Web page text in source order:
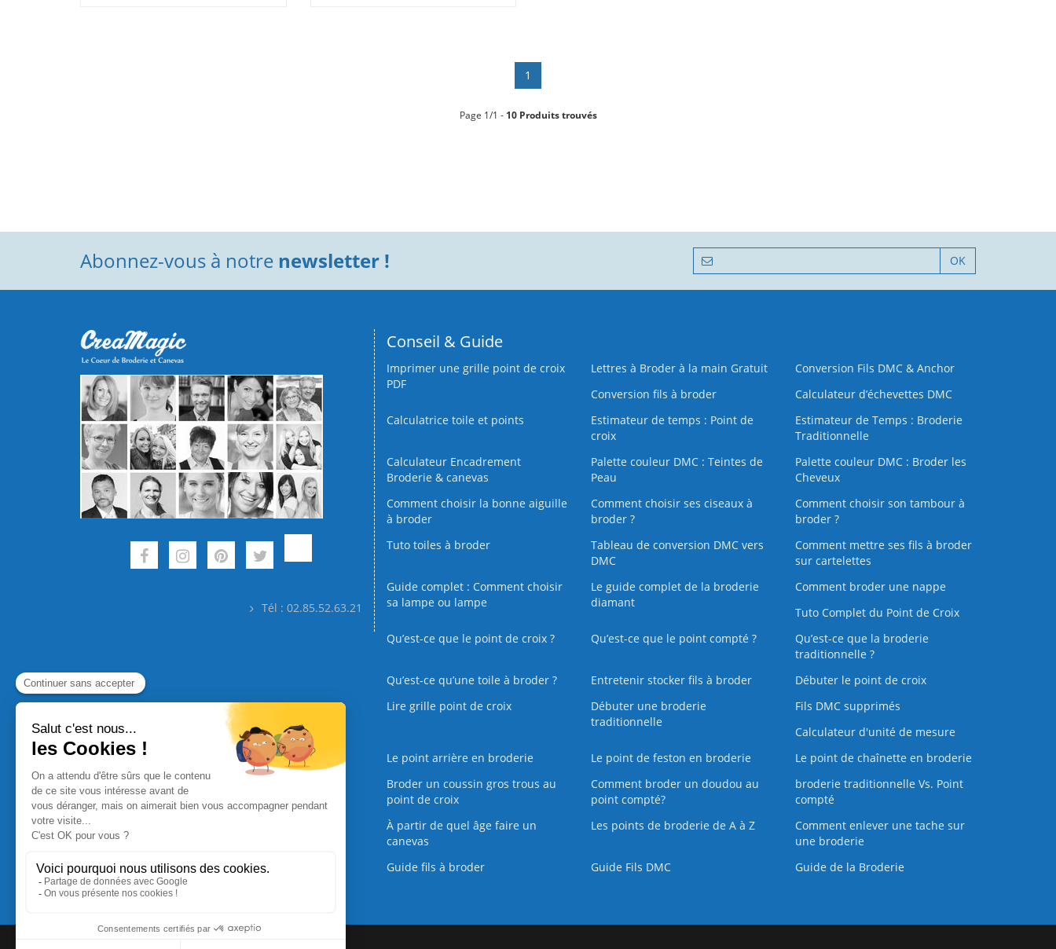
1
Page 1/1 - 10 Produits trouvés
Abonnez-vous à notre newsletter ! OK
Tél : 02.85.52.63.21
Conseil & Guide
Imprimer une grille point de croix
PDF
Lettres à Broder à la main Gratuit
Conversion Fils DMC & Anchor
Conversion fils à broder
Calculateur d’échevettes DMC
Calculatrice toile et points
Estimateur de temps : Point de
croix
Estimateur de Temps : Broderie
Traditionnelle
Calculateur Encadrement
Broderie & canevas
Palette couleur DMC : Teintes de
Peau
Palette couleur DMC : Broder les
Cheveux
Comment choisir la bonne aiguille
à broder
Comment choisir ses ciseaux à
broder ?
Comment choisir son tambour à
broder ?
Tuto toiles à broder
Tableau de conversion DMC vers
DMC
Comment mettre ses fils à broder
sur cartelettes
Guide complet : Comment choisir
sa lampe ou lampe
Le guide complet de la broderie
diamant
Comment broder une nappe
Tuto Complet du Point de Croix
Qu’est-ce que le point de croix ?
Qu’est-ce que le point compté ?
Qu’est-ce que la broderie
traditionnelle ?
Qu’est‑ce qu’une toile à broder ?
Entretenir stocker fils à broder
Débuter le point de croix
Lire grille point de croix
Débuter une broderie
traditionnelle
Fils DMC supprimés
Calculateur d'unité de mesure
Le point arrière en broderie
Le point de feston en broderie
Le point de chaînette en broderie
Broder un coussin gros trous au
point de croix
Comment broder un doudou au
point compté?
broderie traditionnelle Vs. Point
compté
À partir de quel âge faire un
canevas
Les points de broderie de A à Z
Comment enlever une tache sur
une broderie
Guide fils à broder
Guide Fils DMC Guide de la Broderie